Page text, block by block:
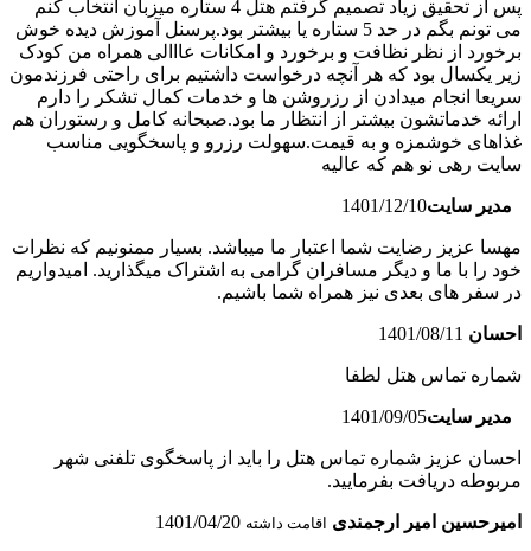
پس از تحقیق زیاد تصمیم گرفتم هتل 4 ستاره میزبان انتخاب کنم
می تونم بگم در حد 5 ستاره یا بیشتر بود.پرسنل آموزش دیده خوش
برخورد از نظر نظافت و برخورد و امکانات عااالی همراه من کودک
زیر یکسال بود که هر آنچه درخواست داشتیم برای راحتی فرزندمون
سریعا انجام میدادن از رزروشن ها و خدمات کمال تشکر را دارم
ارائه خدماتشون بیشتر از انتظار ما بود.صبحانه کامل و رستوران هم
غذاهای خوشمزه و به قیمت.سهولت رزرو و پاسخگویی مناسب
سایت رهی نو هم که عالیه
مدیر سایت1401/12/10
مهسا عزیز رضایت شما اعتبار ما میباشد. بسیار ممنونیم که نظرات
خود را با ما و دیگر مسافران گرامی به اشتراک میگذارید. امیدواریم
در سفر های بعدی نیز همراه شما باشیم.
احسان 1401/08/11
شماره تماس هتل لطفا
مدیر سایت1401/09/05
احسان عزیز شماره تماس هتل را باید از پاسخگوی تلفنی شهر
مربوطه دریافت بفرمایید.
امیرحسین امیر ارجمندی اقامت داشته 1401/04/20